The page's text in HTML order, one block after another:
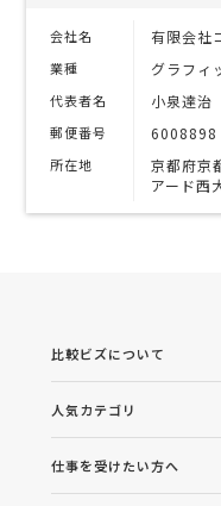
会社名 有限会社
業種 グラフィ
代表者名 小泉達治
郵便番号 6008898
所在地
京都府京
アード西
比較ビズについて
人気カテゴリ
仕事を受けたい方へ